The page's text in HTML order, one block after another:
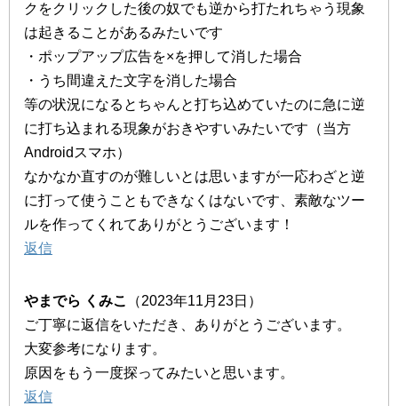
クをクリックした後の奴でも逆から打たれちゃう現象
は起きることがあるみたいです
・ポップアップ広告を×を押して消した場合
・うち間違えた文字を消した場合
等の状況になるとちゃんと打ち込めていたのに急に逆
に打ち込まれる現象がおきやすいみたいです（当方
Androidスマホ）
なかなか直すのが難しいとは思いますが一応わざと逆
に打って使うこともできなくはないです、素敵なツー
ルを作ってくれてありがとうございます！
返信
やまでら くみこ
（2023年11月23日）
ご丁寧に返信をいただき、ありがとうございます。
大変参考になります。
原因をもう一度探ってみたいと思います。
返信